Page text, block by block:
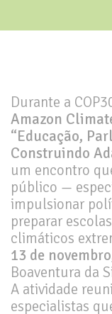
Durante a
Amazon
“Educação,
Construindo
um encontro
público —
impulsionar
preparar
climáticos
13 de
Boaventura da
A atividade
especialistas